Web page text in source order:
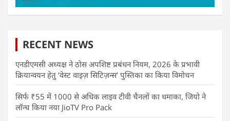
RECENT NEWS
एनडीएमसी अध्यक्ष ने ठोस अपशिष्ट प्रबंधन नियम, 2026 के प्रभावी
क्रियान्वयन हेतु ‘वेस्ट वाइज़ सिटिज़न्स’ पुस्तिका का किया विमोचन
सिर्फ ₹55 में 1000 से अधिक लाइव टीवी चैनलों का धमाका, जियो ने
लॉन्च किया नया JioTV Pro Pack